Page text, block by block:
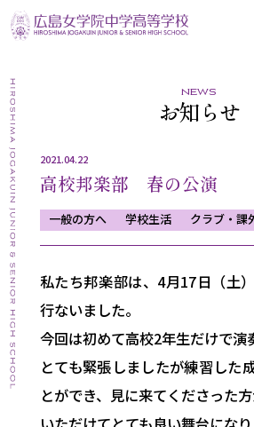
news
お知らせ
2021.04.22
高校邦楽部 春の公演
一般の方へ 学校生活 クラブ・課
私たち邦楽部は、4月17日（土
行ないました。
今回は初めて高校2年生だけで演
とても緊張しましたが練習した
とができ、見に来てくださった